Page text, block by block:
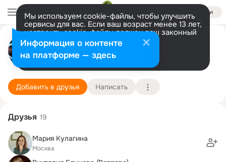
Войти
Мы используем cookie-файлы, чтобы улучшить
сервисы для вас. Если ваш возраст менее 13 лет,
настроить cookie-файлы должен ваш законный
представитель. Больше информации
Разрешить все Настроить
Анна Елисеева (Гомонова)
Химки 15 июня (42 года)
Подробнее
Добавить в друзья Написать
Друзья 19
Мария Кулагина
Москва
Информация о контенте
на платформе — здесь